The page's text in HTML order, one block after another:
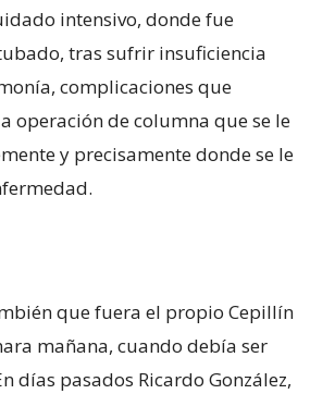
intensivo, donde fue
tras sufrir insuficiencia
complicaciones que
operación de columna que se le
y precisamente donde se le
que fuera el propio Cepillín
mañana, cuando debía ser
días pasados Ricardo González,